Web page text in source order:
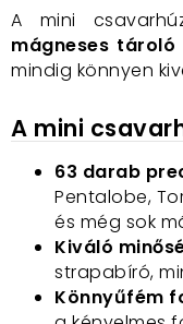
A mini
mágneses tároló
mindig könnyen
A mini
63 darab
Pentalobe,
és még sok
Kiváló
strapabíró,
Könnyűfém